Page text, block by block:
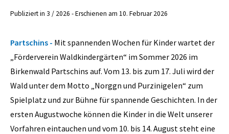
Publiziert in 3 / 2026 - Erschienen am 10. Februar 2026
Partschins - Mit spannenden Wochen für Kinder wartet der
„Förderverein Waldkindergärten“ im Sommer 2026 im
Birkenwald Partschins auf. Vom 13. bis zum 17. Juli wird der
Wald unter dem Motto „Norggn und Purzinigelen“ zum
Spielplatz und zur Bühne für spannende Geschichten. In der
ersten Augustwoche können die Kinder in die Welt unserer
Vorfahren eintauchen und vom 10. bis 14. August steht eine